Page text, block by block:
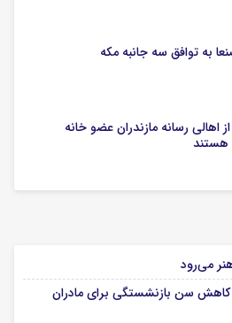
به توافق سه جانبه مکه
از اهالی رسانه مازندران عضو خانه
هستند
هنر می‌رود
کاهش سن بازنشستگی برای مادران